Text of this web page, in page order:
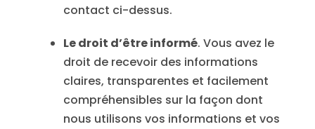
contact ci-dessus.
Le droit d’être informé. Vous avez le
droit de recevoir des informations
claires, transparentes et facilement
compréhensibles sur la façon dont
nous utilisons vos informations et vos